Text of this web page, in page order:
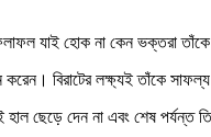
যাই হোক না কেন ভক্তরা
বিরাটের লক্ষ্যই তাঁকে
দেন না এবং শেষ পর্যন্ত